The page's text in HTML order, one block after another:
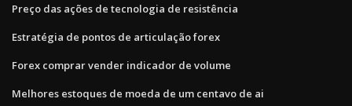
Preço das ações de tecnologia de resistência
Estratégia de pontos de articulação forex
Forex comprar vender indicador de volume
Melhores estoques de moeda de um centavo de ai